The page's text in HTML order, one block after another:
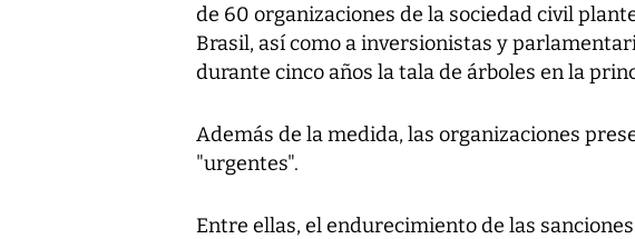
de 60 organizaciones de la sociedad civil
Brasil, así como a inversionistas y
durante cinco años la tala de árboles en la
Además de la medida, las organizaciones
"urgentes".
Entre ellas, el endurecimiento de las